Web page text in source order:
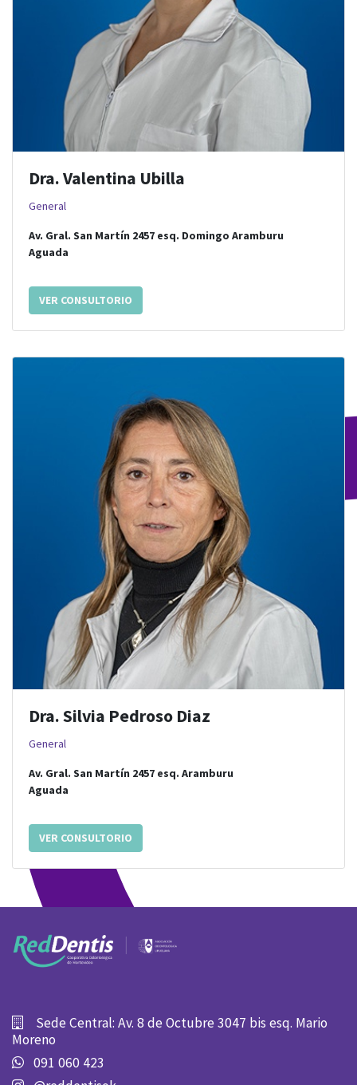
Dra. Valentina Ubilla
General
Av. Gral. San Martín 2457 esq. Domingo Aramburu
Aguada
VER CONSULTORIO
Dra. Silvia Pedroso Diaz
General
Av. Gral. San Martín 2457 esq. Aramburu
Aguada
VER CONSULTORIO
Sede Central: Av. 8 de Octubre 3047 bis esq. Mario
Moreno
091 060 423